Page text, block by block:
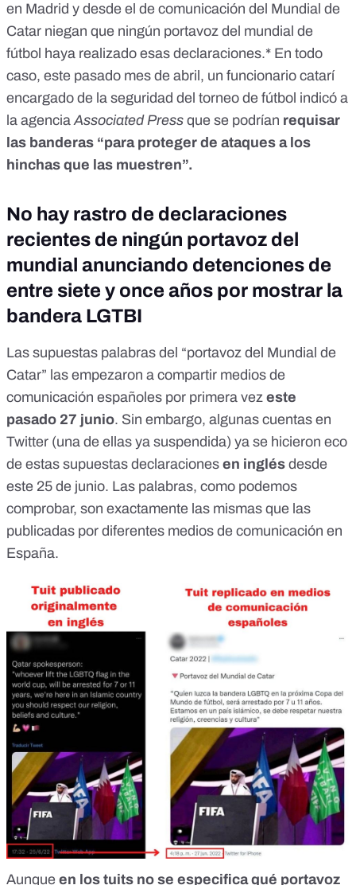
en Madrid y desde el de comunicación del Mundial de
Catar niegan que ningún portavoz del mundial de
fútbol haya realizado esas declaraciones.* En todo
caso, este pasado mes de abril, un funcionario catarí
encargado de la seguridad del torneo de fútbol indicó a
la agenciaAssociated Press que se podrían requisar
las banderas “para proteger de ataques a los
hinchas que las muestren”.
No hay rastro de declaraciones
recientes de ningún portavoz del
mundial anunciando detenciones de
entre siete y once años por mostrar la
bandera LGTBI
Las supuestas palabras del “portavoz del Mundial de
Catar” las empezaron a compartir medios de
comunicación españoles por primera vez este
pasado 27 junio. Sin embargo, algunas cuentas en
Twitter (una de ellas ya suspendida) ya se hicieron eco
de estas supuestas declaraciones en inglés desde
este 25 de junio. Las palabras, como podemos
comprobar, son exactamente las mismas que las
publicadas por diferentes medios de comunicación en
España.
Aunque en los tuits no se especifica qué portavoz